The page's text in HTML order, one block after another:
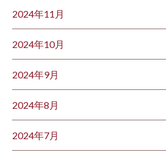
2024年11月
2024年10月
2024年9月
2024年8月
2024年7月